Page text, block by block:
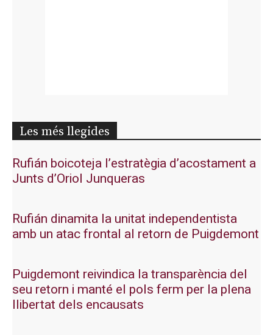
Les més llegides
Rufián boicoteja l’estratègia d’acostament a
Junts d’Oriol Junqueras
Rufián dinamita la unitat independentista
amb un atac frontal al retorn de Puigdemont
Puigdemont reivindica la transparència del
seu retorn i manté el pols ferm per la plena
llibertat dels encausats